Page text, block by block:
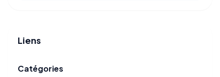
Liens
Catégories